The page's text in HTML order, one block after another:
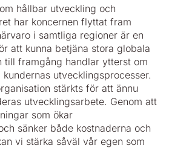
hållbar utveckling och
har koncernen flyttat fram
i samtliga regioner är en
att kunna betjäna stora globala
till framgång handlar ytterst om
utvecklingsprocesser.
stärkts för att ännu
utvecklingsarbete. Genom att
som ökar
sänker både kostnaderna och
vi stärka såväl vår egen som